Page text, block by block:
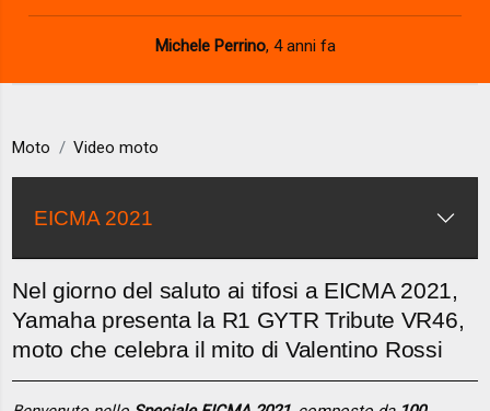
Michele Perrino, 4 anni fa
Moto Video moto
EICMA 2021
Nel giorno del saluto ai tifosi a EICMA 2021,
Yamaha presenta la R1 GYTR Tribute VR46,
moto che celebra il mito di Valentino Rossi